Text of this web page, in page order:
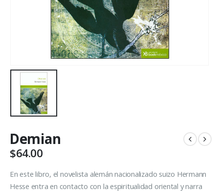
Demian
$64.00
En este libro, el novelista alemán nacionalizado suizo Hermann
Hesse entra en contacto con la espiritualidad oriental y narra